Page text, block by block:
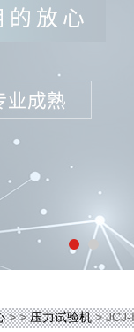
> >压力试验机> JCJ-